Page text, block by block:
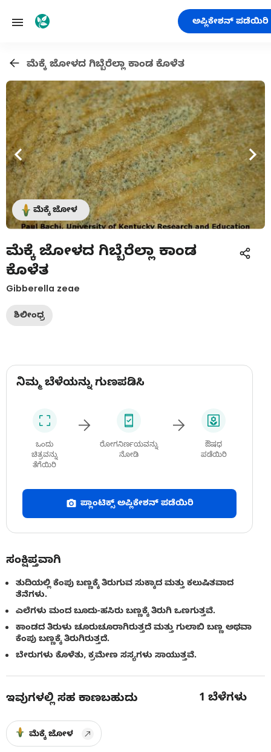
ಅಪ್ಲಿಕೇಶನ್ ಪಡೆಯಿರಿ
ಮೆಕ್ಕೆ ಜೋಳದ ಗಿಬ್ಬೆರೆಲ್ಲಾ ಕಾಂಡ ಕೊಳೆತ
ಮೆಕ್ಕೆ ಜೋಳ
ಮೆಕ್ಕೆ ಜೋಳದ ಗಿಬ್ಬೆರೆಲ್ಲಾ ಕಾಂಡ
ಕೊಳೆತ
Gibberella zeae
ಶಿಲೀಂಧ್ರ
ನಿಮ್ಮ ಬೆಳೆಯನ್ನು ಗುಣಪಡಿಸಿ
ಒಂದು
ಚಿತ್ರವನ್ನು
ತೆಗೆಯಿರಿ
ರೋಗನಿರ್ಣಯವನ್ನು
ನೋಡಿ
ಔಷಧ
ಪಡೆಯಿರಿ
ಪ್ಲಾಂಟಿಕ್ಸ್ ಅಪ್ಲಿಕೇಶನ್ ಪಡೆಯಿರಿ
ಸಂಕ್ಷಿಪ್ತವಾಗಿ
ತುದಿಯಲ್ಲಿ ಕೆಂಪು ಬಣ್ಣಕ್ಕೆ ತಿರುಗುವ ಸುಕ್ಕಾದ ಮತ್ತು ಕಲುಷಿತವಾದ
ತೆನೆಗಳು.
ಎಲೆಗಳು ಮಂದ ಬೂದು-ಹಸಿರು ಬಣ್ಣಕ್ಕೆ ತಿರುಗಿ ಒಣಗುತ್ತವೆ.
ಕಾಂಡದ ತಿರುಳು ಚೂರುಚೂರಾಗಿರುತ್ತದೆ ಮತ್ತು ಗುಲಾಬಿ ಬಣ್ಣ ಅಥವಾ
ಕೆಂಪು ಬಣ್ಣಕ್ಕೆ ತಿರುಗಿರುತ್ತದೆ.
ಬೇರುಗಳು ಕೊಳೆತು, ಕ್ರಮೇಣ ಸಸ್ಯಗಳು ಸಾಯುತ್ತವೆ.
ಇವುಗಳಲ್ಲಿ ಸಹ ಕಾಣಬಹುದು 1 ಬೆಳೆಗಳು
ಮೆಕ್ಕೆ ಜೋಳ